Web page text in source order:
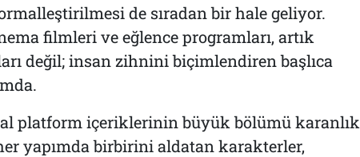
de sıradan bir hale geliyor.
filmleri ve eğlence programları, artık
değil; insan zihnini biçimlendiren başlıca
platform içeriklerinin büyük bölümü karanlık
yapımda birbirini aldatan karakterler,